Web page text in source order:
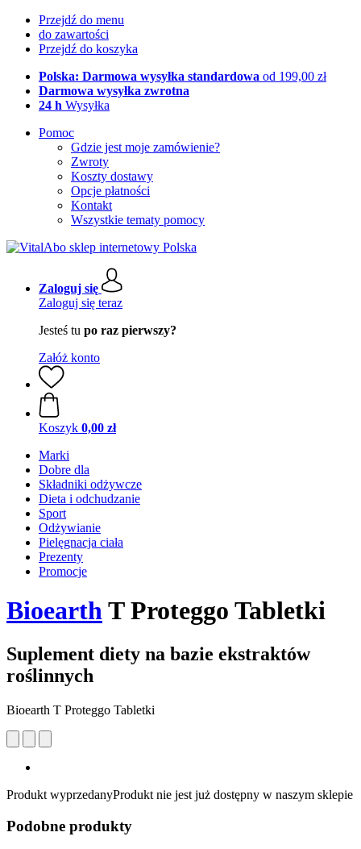
Przejdź do menu
do zawartości
Przejdź do koszyka
Polska: Darmowa wysyłka standardowa od 199,00 zł
Darmowa wysyłka zwrotna
24 h Wysyłka
Pomoc
Gdzie jest moje zamówienie?
Zwroty
Koszty dostawy
Opcje płatności
Kontakt
Wszystkie tematy pomocy
Zaloguj się
Zaloguj się teraz
Jesteś tu po raz pierwszy?
Załóż konto
Koszyk 0,00 zł
Marki
Dobre dla
Składniki odżywcze
Dieta i odchudzanie
Sport
Odżywianie
Pielęgnacja ciała
Prezenty
Promocje
BioearthT Proteggo Tabletki
Suplement diety na bazie ekstraktów
roślinnych
Bioearth T Proteggo Tabletki
Produkt wyprzedanyProdukt nie jest już dostępny w naszym sklepie
Podobne produkty